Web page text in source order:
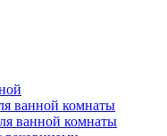
ванной комнаты
ванной комнаты